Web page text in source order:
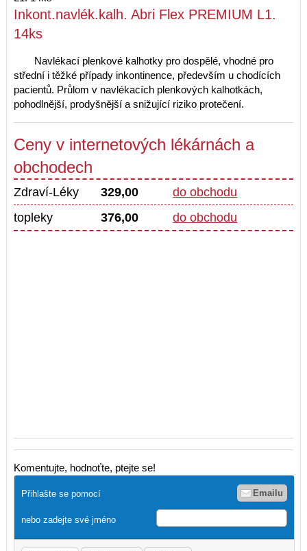
Inkont.navlék.kalh. Abri Flex PREMIUM L1.
14ks
Navlékací plenkové kalhotky pro dospělé, vhodné pro
střední i těžké případy inkontinence, především u chodících
pacientů. Průlom v navlékacích plenkových kalhotkách,
pohodlnější, prodyšnější a snižující riziko protečení.
Ceny v internetových lékárnách a
obchodech
Zdraví-Léky 329,00
do obchodu
topleky
376,00 do obchodu
Komentujte, hodnoťte, ptejte se!
Přihlašte se pomocí Emailu
nebo zadejte své jméno